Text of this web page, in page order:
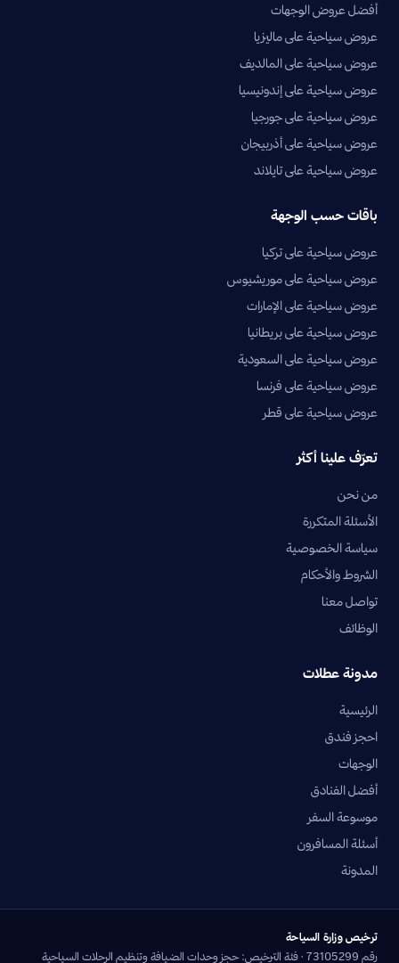
أفضل عروض الوجهات
عروض سياحية على ماليزيا
عروض سياحية على المالديف
عروض سياحية على إندونيسيا
عروض سياحية على جورجيا
عروض سياحية على أذربيجان
عروض سياحية على تايلاند
باقات حسب الوجهة
عروض سياحية على تركيا
عروض سياحية على موريشيوس
عروض سياحية على الإمارات
عروض سياحية على بريطانيا
عروض سياحية على السعودية
عروض سياحية على فرنسا
عروض سياحية على قطر
تعرّف علينا أكثر
من نحن
الأسئلة المتكررة
سياسة الخصوصية
الشروط والأحكام
تواصل معنا
الوظائف
مدونة عطلات
الرئيسية
احجز فندق
الوجهات
أفضل الفنادق
موسوعة السفر
أسئلة المسافرون
المدونة
ترخيص وزارة السياحة
رقم 73105299 · فئة الترخيص: حجز وحدات الضيافة وتنظيم الرحلات السياحية